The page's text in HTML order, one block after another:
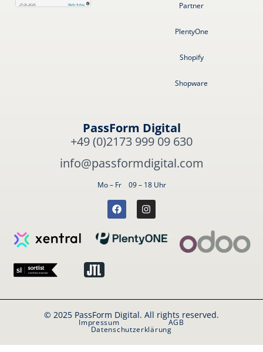
Partner
PlentyOne
Shopify
Shopware
PassForm Digital
+49 (0)2173 999 09 630
info@passformdigital.com
Mo – Fr 09 – 18 Uhr
© 2025 PassForm Digital. All rights reserved.
Impressum AGB
Datenschutzerklärung